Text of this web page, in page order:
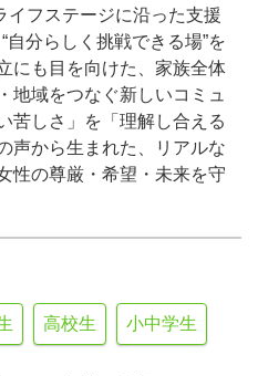
イフステージに沿った支援
自分らしく挑戦できる場”を
にも目を向けた、家族全体
地域をつなぐ新しいコミュ
苦しさ」を「理解し合える
声から生まれた、リアルな
性の尊厳・希望・未来を守
高校生 小中学生